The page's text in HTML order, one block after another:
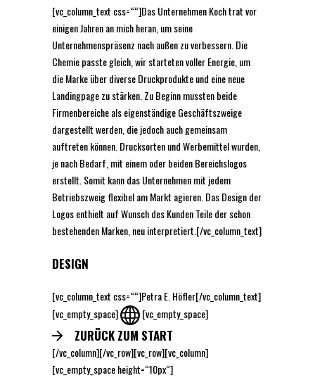
[vc_column_text css=““]Das Unternehmen Koch trat vor
einigen Jahren an mich heran, um seine
Unternehmenspräsenz nach außen zu verbessern. Die
Chemie passte gleich, wir starteten voller Energie, um
die Marke über diverse Druckprodukte und eine neue
Landingpage zu stärken. Zu Beginn mussten beide
Firmenbereiche als eigenständige Geschäftszweige
dargestellt werden, die jedoch auch gemeinsam
auftreten können. Drucksorten und Werbemittel wurden,
je nach Bedarf, mit einem oder beiden Bereichslogos
erstellt. Somit kann das Unternehmen mit jedem
Betriebszweig flexibel am Markt agieren. Das Design der
Logos enthielt auf Wunsch des Kunden Teile der schon
bestehenden Marken, neu interpretiert.[/vc_column_text]
DESIGN
[vc_column_text css=““]Petra E. Höfler[/vc_column_text]
[vc_empty_space]
[vc_empty_space]
ZURÜCK ZUM START
[/vc_column][/vc_row][vc_row][vc_column]
[vc_empty_space height=“10px“]